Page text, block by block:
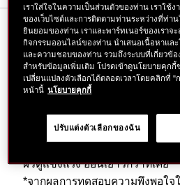
ลง
ตะกร้า
คุณสมบัติ
สัมผัส 3 ผลลัพธ์ผิวดูสุขภาพดี ได้แ
แลดูกระจ่างใส รู้สึกได้ใน 3 วัน* ด้
ใหม่ ผสานส่วนผสมทรงประสิทธิภ
SHISEIDO Power Fermented
ผิว** เสื่อมสภาพเพื่อชะลอและล
ผิวดูแข็งแรง อ่อนเยาว์กว่าที่เคย
*จากผลการทดสอบความพึงพอใ
เราใส่ใจในความเป็นส่วนตัวของท่าน เราใช้
ของเว็บไซต์และการติดตามท่านระหว่างที่ท่า
ยินยอมของท่าน เราและพาร์ทเนอร์ของเราจ
กิจกรรมออนไลน์ของท่าน นำเสนอเนื้อหาแล
และความชอบของท่าน รวมถึงระบบที่เกี่ยวข้
สำหรับข้อมูลเพิ่มเติม โปรดเข้าดูนโยบายคุกกี้
เปลี่ยนแปลงตัวเลือกได้ตลอดเวลาโดยคลิกที่
หน้านี้ นโยบายคุกกี้
ปรับแต่งตัวเลือกของฉัน